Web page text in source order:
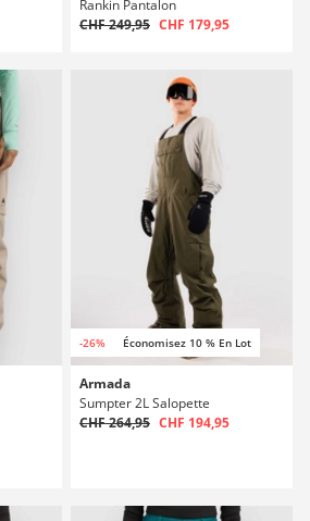
Rankin Pantalon
CHF 249,95 CHF 179,95
-26% Économisez 10 % En Lot
Armada
Sumpter 2L Salopette
CHF 264,95 CHF 194,95